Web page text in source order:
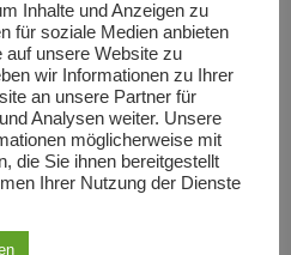
Vera Klocke, wie
Ihre literarischen
auf die konkreten
und
des
menschliche
an der
grundlegend
Inhalte und Anzeigen zu
für soziale Medien anbieten
auf unsere Website zu
wir Informationen zu Ihrer
an unsere Partner für
Analysen weiter. Unsere
möglicherweise mit
die Sie ihnen bereitgestellt
Ihrer Nutzung der Dienste